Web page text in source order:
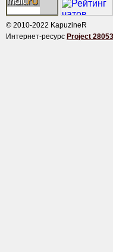
© 2010-2022 KapuzineR
Интернет-ресурс Project